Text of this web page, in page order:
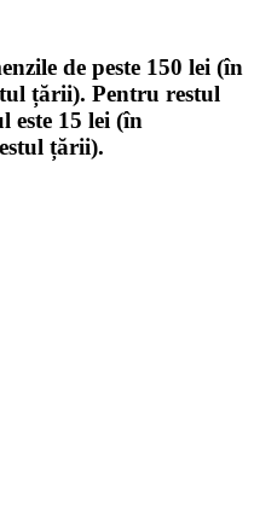
de peste 150 lei (în
țării). Pentru restul
este 15 lei (în
țării).